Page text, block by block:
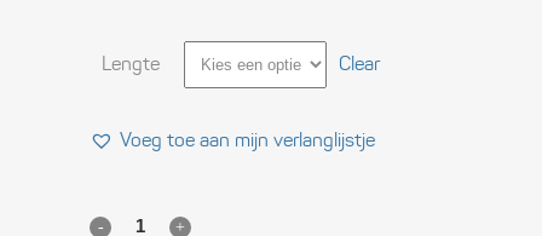
Lengte Clear
Voeg toe aan mijn verlanglijstje
Korrex®